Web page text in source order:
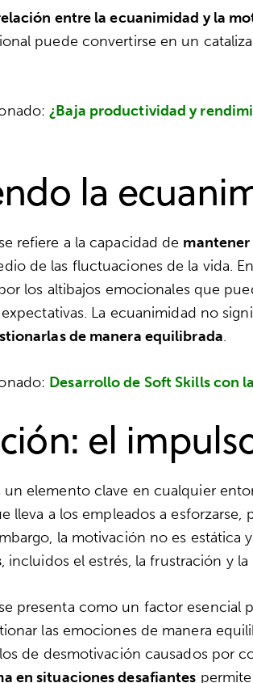
entre la ecuanimidad y la
puede convertirse en un
¿Baja productividad y
la
se refiere a la capacidad de mantener
de las fluctuaciones de la vida.
los altibajos emocionales que
La ecuanimidad no
de manera equilibrada.
Desarrollo de Soft Skills con
el
un elemento clave en cualquier
lleva a los empleados a esforzarse,
la motivación no es estática
, incluidos el estrés, la frustración y
se presenta como un factor esencial
las emociones de manera
de desmotivación causados por
en situaciones desafiantes